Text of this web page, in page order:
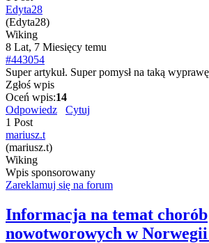
Edyta28
(Edyta28)
Wiking
8 Lat, 7 Miesięcy temu
#443054
Super artykuł. Super pomysł na taką wyprawę
Zgłoś wpis
Oceń wpis:14
Odpowiedz
Cytuj
1 Post
mariusz.t
(mariusz.t)
Wiking
Wpis sponsorowany
Zareklamuj się na forum
Informacja na temat chorób
nowotworowych w